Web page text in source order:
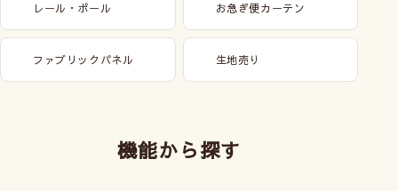
レール・ポール お急ぎ便カーテン
ファブリックパネル 生地売り
機能から探す